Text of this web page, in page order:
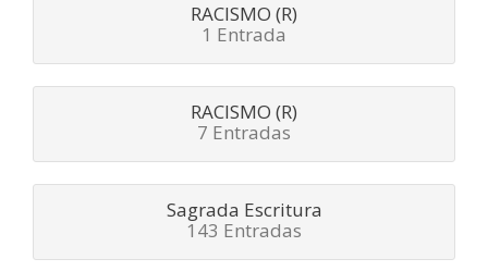
RACISMO (R)
1 Entrada
RACISMO (R)
7 Entradas
Sagrada Escritura
143 Entradas